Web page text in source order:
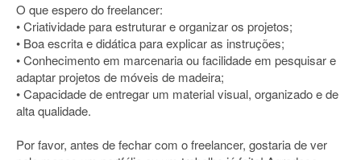
O que espero do freelancer:
• Criatividade para estruturar e organizar os projetos;
• Boa escrita e didática para explicar as instruções;
• Conhecimento em marcenaria ou facilidade em pesquisar e
adaptar projetos de móveis de madeira;
• Capacidade de entregar um material visual, organizado e de
alta qualidade.
Por favor, antes de fechar com o freelancer, gostaria de ver